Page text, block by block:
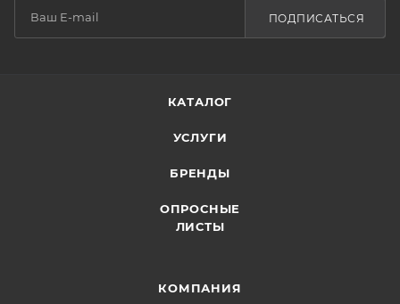
ПОДПИСАТЬСЯ
КАТАЛОГ
УСЛУГИ
БРЕНДЫ
ОПРОСНЫЕ
ЛИСТЫ
КОМПАНИЯ